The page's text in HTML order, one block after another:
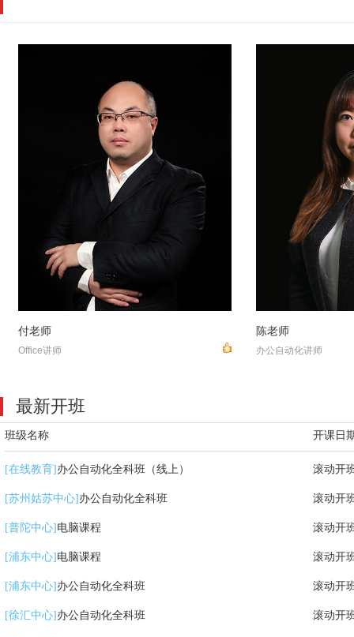
付老师
Office讲师
陈老师
办公自动化讲师
最新开班
班级名称 开课日
[在线教育] 办公自动化全科班（线上） 滚动开
[苏州姑苏中心] 办公自动化全科班 滚动开
[普陀中心] 电脑课程 滚动开
[浦东中心] 电脑课程 滚动开
[浦东中心] 办公自动化全科班 滚动开
[徐汇中心] 办公自动化全科班 滚动开